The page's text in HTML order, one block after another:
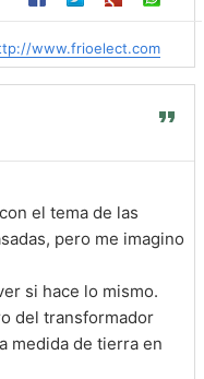
www.frioelect.com
el tema de las
pero me imagino
si hace lo mismo.
del transformador
medida de tierra en